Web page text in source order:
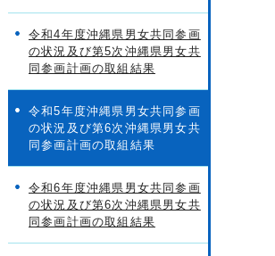
令和4年度沖縄県男女共同参画
の状況及び第5次沖縄県男女共
同参画計画の取組結果
令和5年度沖縄県男女共同参画
の状況及び第6次沖縄県男女共
同参画計画の取組結果
令和6年度沖縄県男女共同参画
の状況及び第6次沖縄県男女共
同参画計画の取組結果